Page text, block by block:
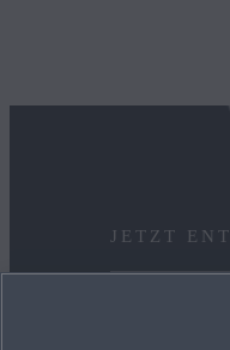
JETZT